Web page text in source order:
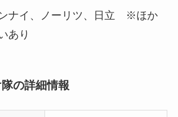
ナイ、ノーリツ、日立 ※ほか
あり
の詳細情報